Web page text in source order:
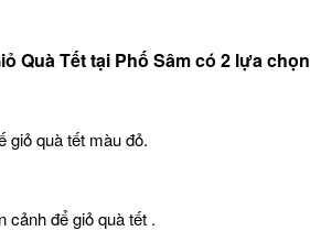
Quà Tết tại Phố Sâm có 2 lựa chọn
giỏ quà tết màu đỏ.
cảnh để giỏ quà tết .